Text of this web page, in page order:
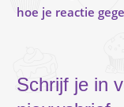
hoe je reactie
Schrijf je in